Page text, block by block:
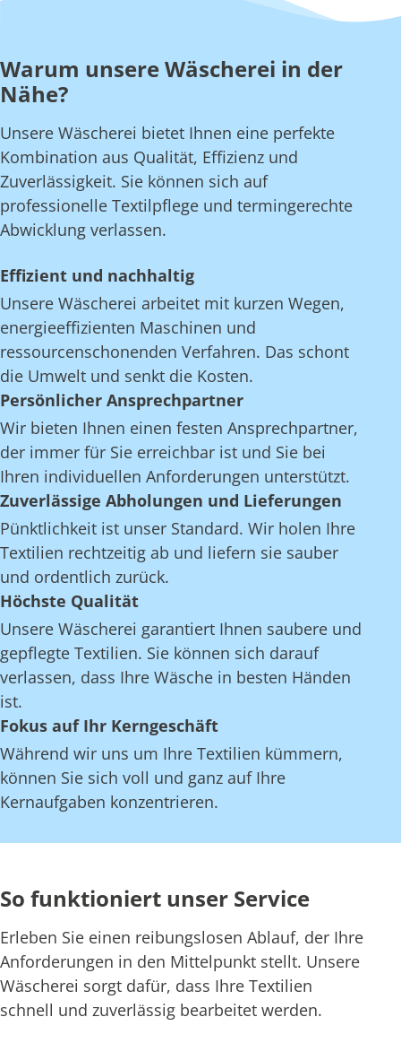
Warum unsere Wäscherei in der
Nähe?
Unsere Wäscherei bietet Ihnen eine perfekte
Kombination aus Qualität, Effizienz und
Zuverlässigkeit. Sie können sich auf
professionelle Textilpflege und termingerechte
Abwicklung verlassen.
Effizient und nachhaltig
Unsere Wäscherei arbeitet mit kurzen Wegen,
energieeffizienten Maschinen und
ressourcenschonenden Verfahren. Das schont
die Umwelt und senkt die Kosten.
Persönlicher Ansprechpartner
Wir bieten Ihnen einen festen Ansprechpartner,
der immer für Sie erreichbar ist und Sie bei
Ihren individuellen Anforderungen unterstützt.
Zuverlässige Abholungen und Lieferungen
Pünktlichkeit ist unser Standard. Wir holen Ihre
Textilien rechtzeitig ab und liefern sie sauber
und ordentlich zurück.
Höchste Qualität
Unsere Wäscherei garantiert Ihnen saubere und
gepflegte Textilien. Sie können sich darauf
verlassen, dass Ihre Wäsche in besten Händen
ist.
Fokus auf Ihr Kerngeschäft
Während wir uns um Ihre Textilien kümmern,
können Sie sich voll und ganz auf Ihre
Kernaufgaben konzentrieren.
So funktioniert unser Service
Erleben Sie einen reibungslosen Ablauf, der Ihre
Anforderungen in den Mittelpunkt stellt. Unsere
Wäscherei sorgt dafür, dass Ihre Textilien
schnell und zuverlässig bearbeitet werden.